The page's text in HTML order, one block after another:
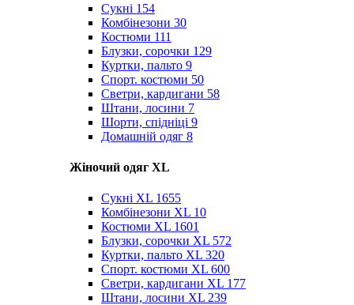
Сукні 154
Комбінезони 30
Костюми 111
Блузки, сорочки 129
Куртки, пальто 9
Спорт. костюми 50
Светри, кардигани 58
Штани, лосини 7
Шорти, спідніці 9
Домашній одяг 8
Жіночий одяг XL
Cукні XL 1655
Комбінезони XL 10
Костюми XL 1601
Блузки, сорочки XL 572
Куртки, пальто XL 320
Спорт. костюми XL 600
Светри, кардигани XL 177
Штани, лосини XL 239